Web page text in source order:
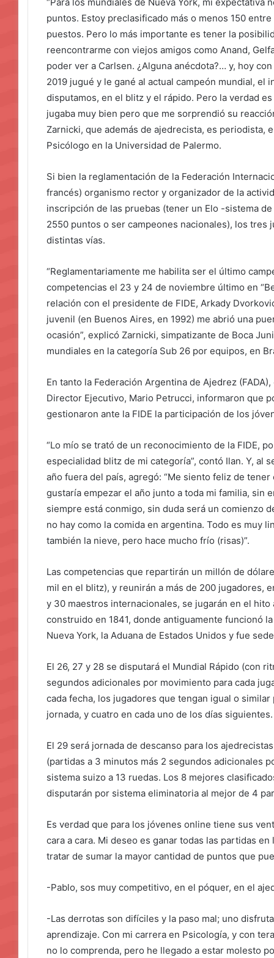
puntos. Estoy preclasificado más o menos 150
puestos. Pero lo más importante es tener la
reencontrarme con viejos amigos como Anand,
poder ver a Carlsen. ¿Alguna anécdota?… y, hoy
2019 jugué y le gané al actual campeón mundial, el
disputamos, en el blitz y el rápido. Pero la verdad
jugaba muy bien pero que me sorprendió su
Zarnicki, que además de ajedrecista, es periodista,
Psicólogo en la Universidad de Palermo.
Si bien la reglamentación de la Federación
francés) organismo rector y organizador de la
inscripción de las pruebas (tener un Elo -sistema
2550 puntos o ser campeones nacionales), los
distintas vías.
“Reglamentariamente me habilita ser el último
competencias el 23 y 24 de noviembre último en
relación con el presidente de FIDE, Arkady
juvenil (en Buenos Aires, en 1992) me abrió una
ocasión”, explicó Zarnicki, simpatizante de Boca
mundiales en la categoría Sub 26 por equipos, en
En tanto la Federación Argentina de Ajedrez
Director Ejecutivo, Mario Petrucci, informaron que
gestionaron ante la FIDE la participación de los
“Lo mío se trató de un reconocimiento de la FIDE,
especialidad blitz de mi categoría”, contó Ilan. Y, al
año fuera del país, agregó: “Me siento feliz de
gustaría empezar el año junto a toda mi familia, sin
siempre está conmigo, sin duda será un comienzo
no hay como la comida en argentina. Todo es muy
también la nieve, pero hace mucho frío (risas)”.
Las competencias que repartirán un millón de
mil en el blitz), y reunirán a más de 200 jugadores,
y 30 maestros internacionales, se jugarán en el
construido en 1841, donde antiguamente funcionó
Nueva York, la Aduana de Estados Unidos y fue
El 26, 27 y 28 se disputará el Mundial Rápido (con
segundos adicionales por movimiento para cada
cada fecha, los jugadores que tengan igual o
jornada, y cuatro en cada uno de los días siguientes.
El 29 será jornada de descanso para los
(partidas a 3 minutos más 2 segundos adicionales
sistema suizo a 13 ruedas. Los 8 mejores
disputarán por sistema eliminatoria al mejor de 4
Es verdad que para los jóvenes online tiene sus
cara a cara. Mi deseo es ganar todas las partidas
tratar de sumar la mayor cantidad de puntos que
-Pablo, sos muy competitivo, en el póquer, en el
-Las derrotas son difíciles y la paso mal; uno
aprendizaje. Con mi carrera en Psicología, y con
no lo comprenda, pero he llegado a estar molesto